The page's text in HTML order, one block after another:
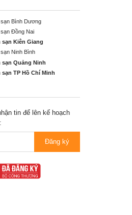
sạn Bình Dương
sạn Đồng Nai
sạn Kiên Giang
sạn Ninh Bình
sạn Quảng Ninh
sạn TP Hồ Chí Minh
tin để lên kế hoạch
Đăng ký